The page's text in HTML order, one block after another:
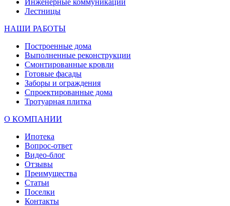
Лестницы
НАШИ РАБОТЫ
Построенные дома
Выполненные реконструкции
Смонтированные кровли
Готовые фасады
Заборы и ограждения
Спроектированные дома
Тротуарная плитка
О КОМПАНИИ
Ипотека
Вопрос-ответ
Видео-блог
Отзывы
Преимущества
Статьи
Поселки
Контакты